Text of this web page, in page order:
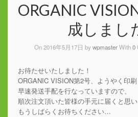
ORGANIC
成しまし
On 2016年5月17日 bywpmasterWith0
お待たせいたしました！
ORGANIC VISION第2号、ようやく印刷
早速発送手配を行なっていますので、
順次注文頂いた皆様の手元に届くと思い
もうしばらくお待ちください…